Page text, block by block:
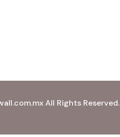
All Rights Reserved.